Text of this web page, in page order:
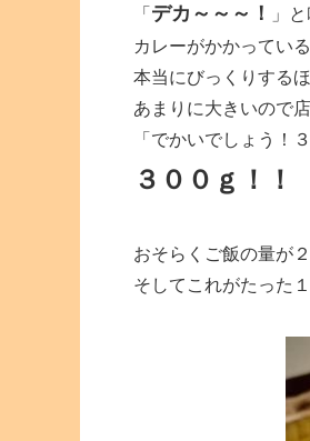
「 デカ～～～！
」
カレーがかかってい
本当にびっくりする
あまりに大きいので
「でかいでしょう！
３００ｇ！！
おそらくご飯の量が
そしてこれがたった